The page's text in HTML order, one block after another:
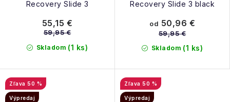
Recovery Slide 3
Skladom (1 ks)
55,15 €
59,95 €
Recovery Slide 3 black
Skladom (1 ks)
od 50,96 €
59,95 €
50 %
Výpredaj
50 %
Výpredaj